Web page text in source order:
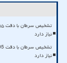
نیاز دارد
نیاز دارد